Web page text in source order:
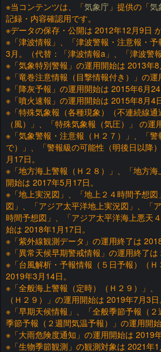
※当コンテンツは、「気象庁 」提供の「気
記録・内容確認用です。
※データの保存・公開は 2012年12月9日
※「津波情報」、「津波警報・注意報・
3月。（代替：「津波情報a」、「津波警
※「気象特別警報」の運用開始は 2013年8
※「竜巻注意情報（目撃情報付き）」の運
※「降灰予報」の運用開始は 2015年6月24
※「噴火速報」の運用開始は 2015年8月4日
※「特殊気象報（各種現象）（不連続線
（風）」、「特殊気象報（気圧）」 の運
※「気象警報・注意報（Ｈ２７）」、「警
で）」、「警報級の可能性（明後日以降
月17日。
※「地方海上警報（Ｈ２８）」、「地方
開始は 2017年5月17日。
※「地上実況図」、「地上２４時間予想
図」、「アジア太平洋地上実況図」、「
時間予想図」、「アジア太平洋海上悪天
始は 2018年1月17日。
※「紫外線観測データ」の運用終了は
※「異常天候早期警戒情報」の運用終了は
※「台風解析・予報情報（５日予報）（
2019年3月14日。
※「全般海上警報（定時）（Ｈ２９）」、
（Ｈ２９）」の運用開始は 2019年7月3日
※「早期天候情報」、「全般季節予報（
季節予報（２週間気温予報）」の運用開
※「大雨危険度通知」の運用開始は 2019
※「生物季節観測」の観測対象は 2021年